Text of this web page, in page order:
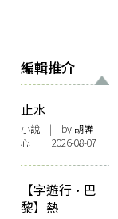
編輯推介
止水
小說 | by 胡韡
心 | 2026-08-07
【字遊行·巴
黎】熱